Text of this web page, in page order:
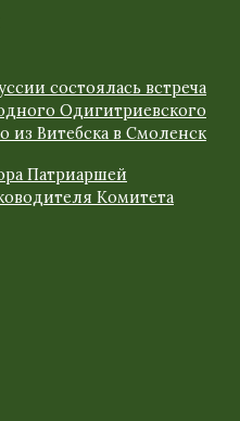
состоялась встреча
Одигитриевского
из Витебска в Смоленск
Патриаршей
Комитета